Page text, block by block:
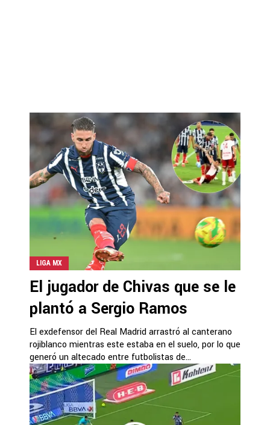
LIGA MX
El jugador de Chivas que se le
plantó a Sergio Ramos
El exdefensor del Real Madrid arrastró al canterano
rojiblanco mientras este estaba en el suelo, por lo que
generó un altecado entre futbolistas de...